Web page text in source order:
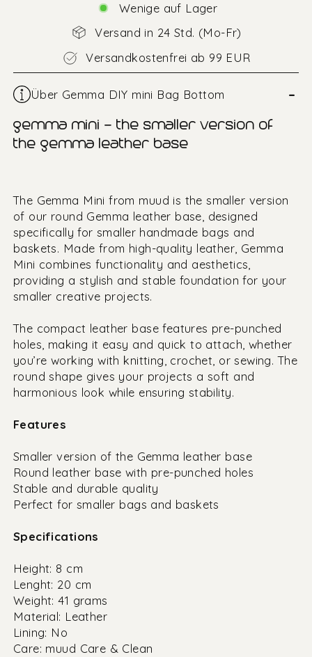
Wenige auf Lager
Versand in 24 Std. (Mo-Fr)
Versandkostenfrei ab 99 EUR
Über Gemma DIY mini Bag Bottom
–
gemma mini – the smaller version of
the gemma leather base
The Gemma Mini from muud is the smaller version
of our round Gemma leather base, designed
specifically for smaller handmade bags and
baskets. Made from high-quality leather, Gemma
Mini combines functionality and aesthetics,
providing a stylish and stable foundation for your
smaller creative projects.
The compact leather base features pre-punched
holes, making it easy and quick to attach, whether
you’re working with knitting, crochet, or sewing. The
round shape gives your projects a soft and
harmonious look while ensuring stability.
Features
Smaller version of the Gemma leather base
Round leather base with pre-punched holes
Stable and durable quality
Perfect for smaller bags and baskets
Specifications
Height: 8 cm
Lenght: 20 cm
Weight: 41 grams
Material: Leather
Lining: No
Care: muud Care & Clean